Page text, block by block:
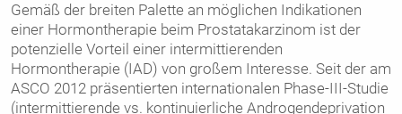
Gemäß der breiten Palette an möglichen Indikationen
einer Hormontherapie beim Prostatakarzinom ist der
potenzielle Vorteil einer intermittierenden
Hormontherapie (IAD) von großem Interesse. Seit der am
ASCO 2012 präsentierten internationalen Phase-III-Studie
(intermittierende vs. kontinuierliche Androgendeprivation